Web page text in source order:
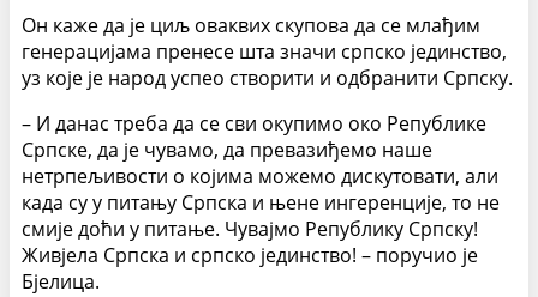
Он каже да је циљ оваквих скупова да се млађим
генерацијама пренесе шта значи српско јединство,
уз које је народ успео створити и одбранити Српску.
– И данас треба да се сви окупимо око Републике
Српске, да је чувамо, да превазиђемо наше
нетрпељивости о којима можемо дискутовати, али
када су у питању Српска и њене ингеренције, то не
смије доћи у питање. Чувајмо Републику Српску!
Живјела Српска и српско јединство! – поручио је
Бјелица.